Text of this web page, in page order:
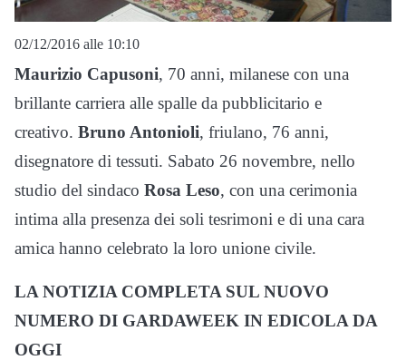
02/12/2016 alle 10:10
Maurizio Capusoni, 70 anni, milanese con una
brillante carriera alle spalle da pubblicitario e
creativo. Bruno Antonioli, friulano, 76 anni,
disegnatore di tessuti. Sabato 26 novembre, nello
studio del sindaco Rosa Leso, con una cerimonia
intima alla presenza dei soli tesrimoni e di una cara
amica hanno celebrato la loro unione civile.
LA NOTIZIA COMPLETA SUL NUOVO
NUMERO DI GARDAWEEK IN EDICOLA DA
OGGI